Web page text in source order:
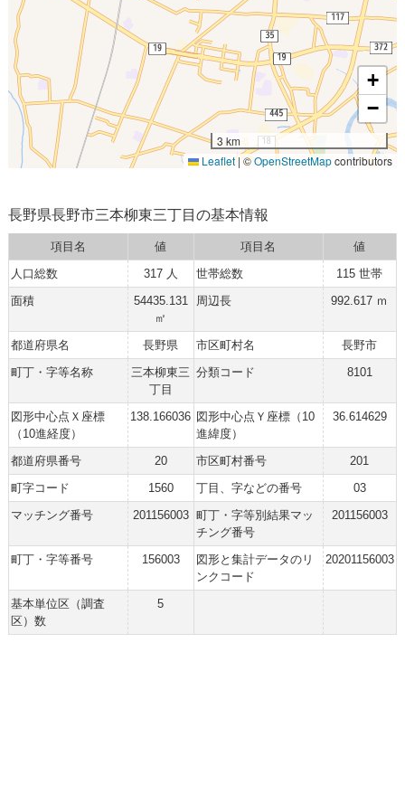
+
−
3 km
Leaflet | ©OpenStreetMapcontributors
長野県長野市三本柳東三丁目の基本情報
項目名 値 項目名
値
人口総数
317 人 世帯総数
115 世帯
面積
54435.131
㎡
周辺長 992.617 ｍ
都道府県名 長野県 市区町村名
長野市
町丁・字等名称
三本柳東三
丁目
分類コード 8101
図形中心点Ｘ座標
（10進経度）
138.166036 図形中心点Ｙ座標（10
進緯度）
36.614629
都道府県番号 20 市区町村番号
201
町字コード
1560 丁目、字などの番号
03
マッチング番号
201156003 町丁・字等別結果マッ
チング番号
201156003
町丁・字等番号 156003
図形と集計データのリ
ンクコード
20201156003
基本単位区（調査
区）数
5